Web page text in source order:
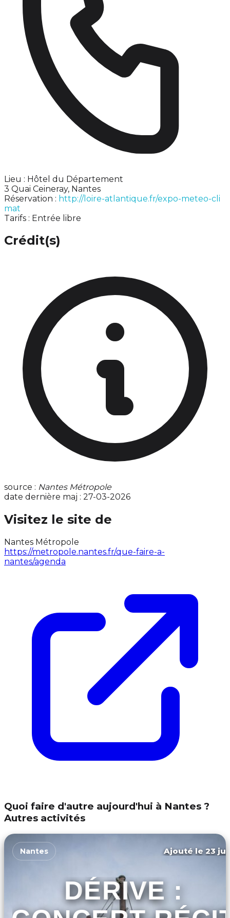
Lieu : Hôtel du Département
3 Quai Ceineray, Nantes
Réservation : http://loire-atlantique.fr/expo-meteo-cli
mat
Tarifs : Entrée libre
Crédit(s)
source : Nantes Métropole
date dernière maj : 27-03-2026
Visitez le site de
Nantes Métropole
https://metropole.nantes.fr/que-faire-a-
nantes/agenda
Quoi faire d'autre aujourd'hui à Nantes ?
Autres activités
Nantes Ajouté le 23
DÉRIVE :